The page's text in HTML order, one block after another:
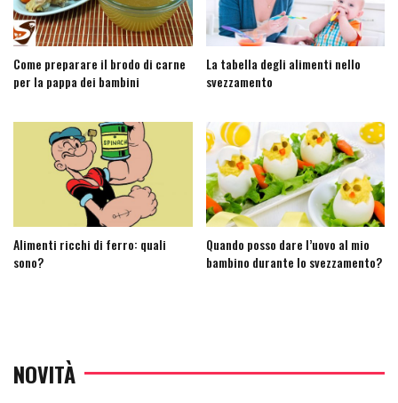
Come preparare il brodo di carne
per la pappa dei bambini
La tabella degli alimenti nello
svezzamento
Alimenti ricchi di ferro: quali
sono?
Quando posso dare l’uovo al mio
bambino durante lo svezzamento?
NOVITÀ